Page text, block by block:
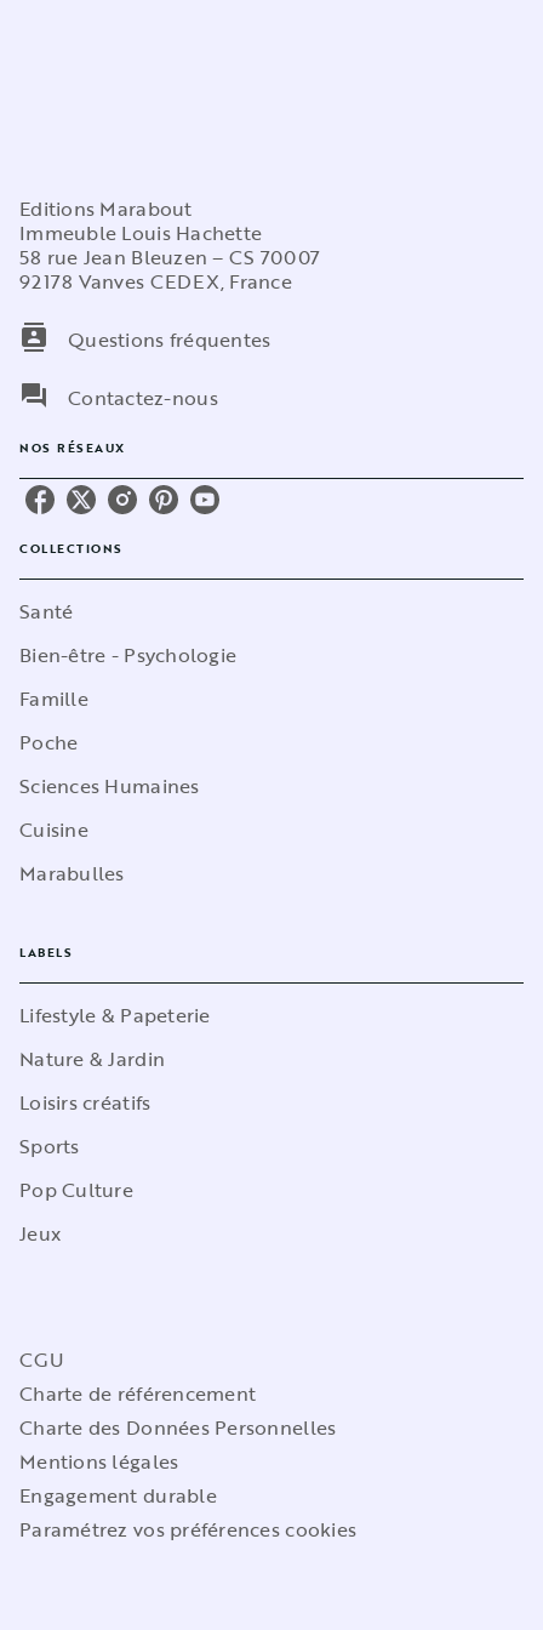
Editions Marabout
Immeuble Louis Hachette
58 rue Jean Bleuzen – CS 70007
92178 Vanves CEDEX, France
contacts
Questions fréquentes
question_answer
Contactez-nous
NOS RÉSEAUX
COLLECTIONS
Santé
Bien-être - Psychologie
Famille
Poche
Sciences Humaines
Cuisine
Marabulles
LABELS
Lifestyle & Papeterie
Nature & Jardin
Loisirs créatifs
Sports
Pop Culture
Jeux
CGU
Charte de référencement
Charte des Données Personnelles
Mentions légales
Engagement durable
Paramétrez vos préférences cookies